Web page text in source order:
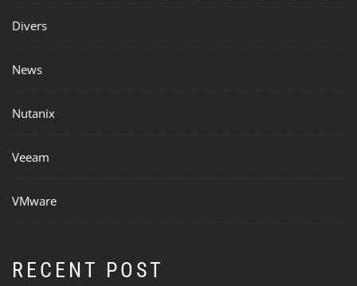
Divers
News
Nutanix
Veeam
VMware
RECENT POST